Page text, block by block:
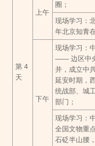
第 4
天
上午
圈；
现场学习：
年北京知青
下午
现场学习：
—— 边区中
并，成立中
延安时期，
统战部、城
部门；
现场学习：
全国文物重
石砭半山腰